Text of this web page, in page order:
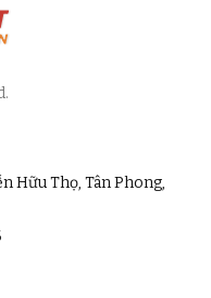
Hữu Thọ, Tân Phong,